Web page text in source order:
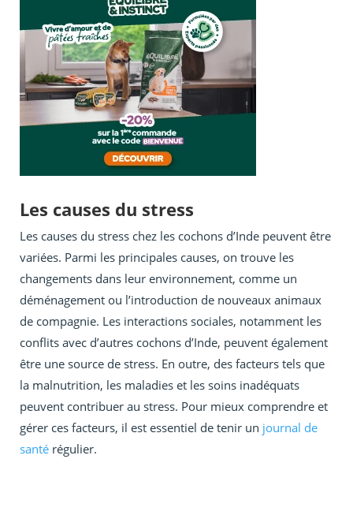
Les causes du stress
Les causes du stress chez les cochons d’Inde peuvent être
variées. Parmi les principales causes, on trouve les
changements dans leur environnement, comme un
déménagement ou l’introduction de nouveaux animaux
de compagnie. Les interactions sociales, notamment les
conflits avec d’autres cochons d’Inde, peuvent également
être une source de stress. En outre, des facteurs tels que
la malnutrition, les maladies et les soins inadéquats
peuvent contribuer au stress. Pour mieux comprendre et
gérer ces facteurs, il est essentiel de tenir un journal de
santé régulier.